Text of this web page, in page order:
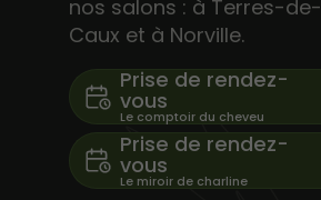
nos salons : à Terres-de-
Caux et à Norville.
Prise de rendez-
vous
Prise de rendez-
vous